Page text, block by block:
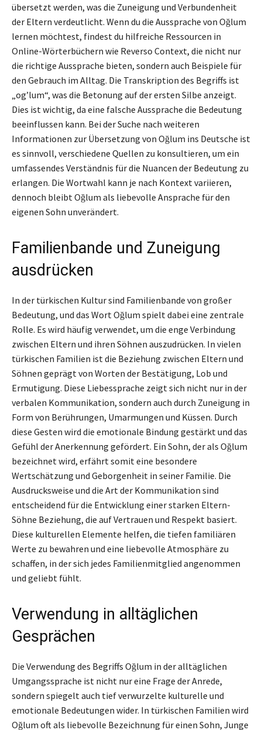
übersetzt werden, was die Zuneigung und Verbundenheit
der Eltern verdeutlicht. Wenn du die Aussprache von Oğlum
lernen möchtest, findest du hilfreiche Ressourcen in
Online-Wörterbüchern wie Reverso Context, die nicht nur
die richtige Aussprache bieten, sondern auch Beispiele für
den Gebrauch im Alltag. Die Transkription des Begriffs ist
„og’lum“, was die Betonung auf der ersten Silbe anzeigt.
Dies ist wichtig, da eine falsche Aussprache die Bedeutung
beeinflussen kann. Bei der Suche nach weiteren
Informationen zur Übersetzung von Oğlum ins Deutsche ist
es sinnvoll, verschiedene Quellen zu konsultieren, um ein
umfassendes Verständnis für die Nuancen der Bedeutung zu
erlangen. Die Wortwahl kann je nach Kontext variieren,
dennoch bleibt Oğlum als liebevolle Ansprache für den
eigenen Sohn unverändert.
Familienbande und Zuneigung
ausdrücken
In der türkischen Kultur sind Familienbande von großer
Bedeutung, und das Wort Oğlum spielt dabei eine zentrale
Rolle. Es wird häufig verwendet, um die enge Verbindung
zwischen Eltern und ihren Söhnen auszudrücken. In vielen
türkischen Familien ist die Beziehung zwischen Eltern und
Söhnen geprägt von Worten der Bestätigung, Lob und
Ermutigung. Diese Liebessprache zeigt sich nicht nur in der
verbalen Kommunikation, sondern auch durch Zuneigung in
Form von Berührungen, Umarmungen und Küssen. Durch
diese Gesten wird die emotionale Bindung gestärkt und das
Gefühl der Anerkennung gefördert. Ein Sohn, der als Oğlum
bezeichnet wird, erfährt somit eine besondere
Wertschätzung und Geborgenheit in seiner Familie. Die
Ausdrucksweise und die Art der Kommunikation sind
entscheidend für die Entwicklung einer starken Eltern-
Söhne Beziehung, die auf Vertrauen und Respekt basiert.
Diese kulturellen Elemente helfen, die tiefen familiären
Werte zu bewahren und eine liebevolle Atmosphäre zu
schaffen, in der sich jedes Familienmitglied angenommen
und geliebt fühlt.
Verwendung in alltäglichen
Gesprächen
Die Verwendung des Begriffs Oğlum in der alltäglichen
Umgangssprache ist nicht nur eine Frage der Anrede,
sondern spiegelt auch tief verwurzelte kulturelle und
emotionale Bedeutungen wider. In türkischen Familien wird
Oğlum oft als liebevolle Bezeichnung für einen Sohn, Junge